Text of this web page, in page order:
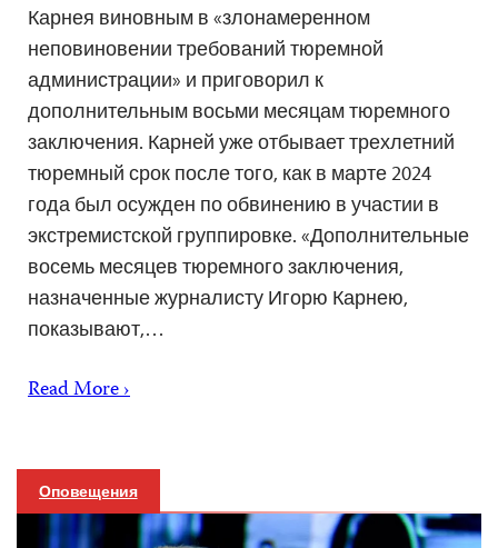
Карнея виновным в «злонамеренном
неповиновении требований тюремной
администрации» и приговорил к
дополнительным восьми месяцам тюремного
заключения. Карней уже отбывает трехлетний
тюремный срок после того, как в марте 2024
года был осужден по обвинению в участии в
экстремистской группировке. «Дополнительные
восемь месяцев тюремного заключения,
назначенные журналисту Игорю Карнею,
показывают,…
Read More ›
Оповещения